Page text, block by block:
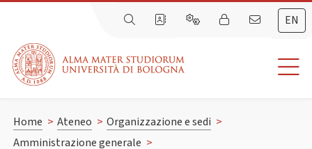
EN
Home > Ateneo > Organizzazione e sedi >
Amministrazione generale >